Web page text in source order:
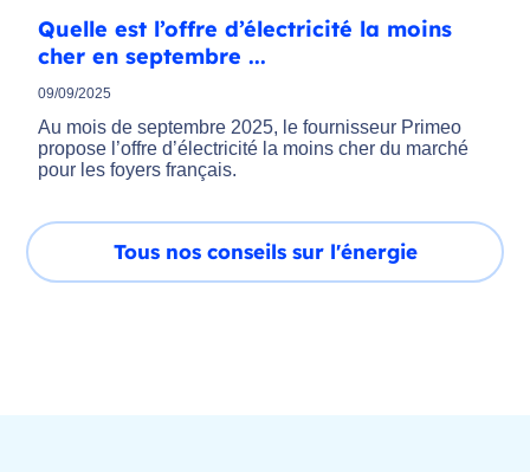
Quelle est l’offre d’électricité la moins
cher en septembre ...
09/09/2025
Au mois de septembre 2025, le fournisseur Primeo
propose l’offre d’électricité la moins cher du marché
pour les foyers français.
Tous nos conseils sur l'énergie